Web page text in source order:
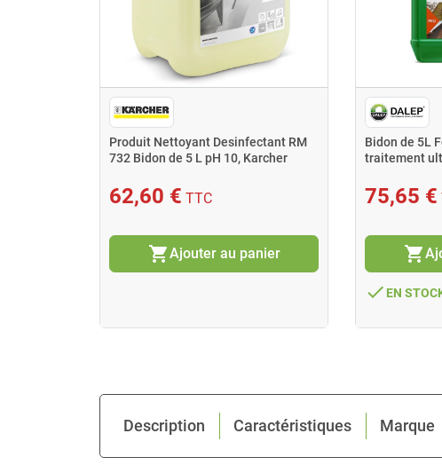
Produit Nettoyant Desinfectant RM
732 Bidon de 5 L pH 10, Karcher
62,60 € TTC
shopping_cartAjouter au panier
Bidon de 5L
traitement
75,65 €
shopping_cart
done EN
Description Caractéristiques Marque